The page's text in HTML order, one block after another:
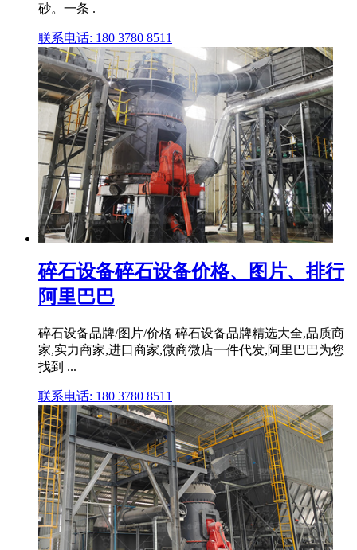
砂。一条 .
联系电话: 180 3780 8511
碎石设备碎石设备价格、图片、排行
阿里巴巴
碎石设备品牌/图片/价格 碎石设备品牌精选大全,品质商
家,实力商家,进口商家,微商微店一件代发,阿里巴巴为您
找到 ...
联系电话: 180 3780 8511